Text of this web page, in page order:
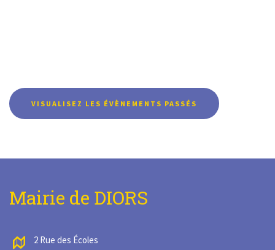
VISUALISEZ LES ÉVÈNEMENTS PASSÉS
Mairie de DIORS
2 Rue des Écoles